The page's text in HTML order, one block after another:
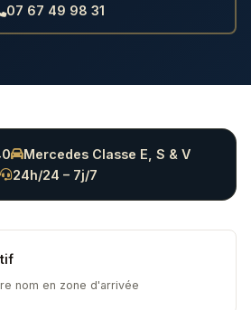
07 67 49 98 31
Mercedes Classe E, S & V
24h/24 – 7j/7
nom en zone d'arrivée